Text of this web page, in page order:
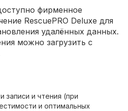
фирменное
RescuePRO Deluxe для
удалённых данных.
можно загрузить с
записи и чтения (при
и оптимальных